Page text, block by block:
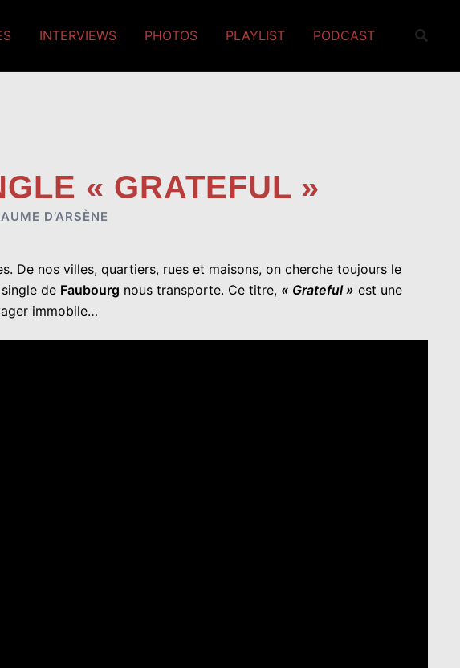
INTERVIEWS PHOTOS PLAYLIST PODCAST
« GRATEFUL »
D’ARSÈNE
De nos villes, quartiers, rues et maisons, on cherche toujours le
de Faubourg nous transporte. Ce titre, « Grateful » est une
immobile…